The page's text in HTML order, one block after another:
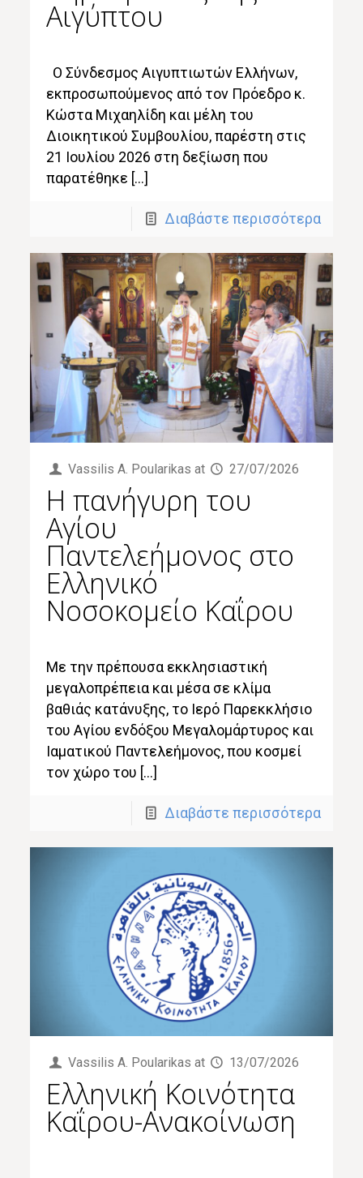
Αιγύπτου
Ο Σύνδεσμος Αιγυπτιωτών Ελλήνων,
εκπροσωπούμενος από τον Πρόεδρο κ.
Κώστα Μιχαηλίδη και μέλη του
Διοικητικού Συμβουλίου, παρέστη στις
21 Ιουλίου 2026 στη δεξίωση που
παρατέθηκε […]
Διαβάστε περισσότερα
Vassilis Α. Poularikas at 27/07/2026
Η πανήγυρη του
Αγίου
Παντελεήμονος στο
Ελληνικό
Νοσοκομείο Καΐρου
Με την πρέπουσα εκκλησιαστική
μεγαλοπρέπεια και μέσα σε κλίμα
βαθιάς κατάνυξης, το Ιερό Παρεκκλήσιο
του Αγίου ενδόξου Μεγαλομάρτυρος και
Ιαματικού Παντελεήμονος, που κοσμεί
τον χώρο του […]
Διαβάστε περισσότερα
Vassilis Α. Poularikas at 13/07/2026
Ελληνική Κοινότητα
Καΐρου-Ανακοίνωση